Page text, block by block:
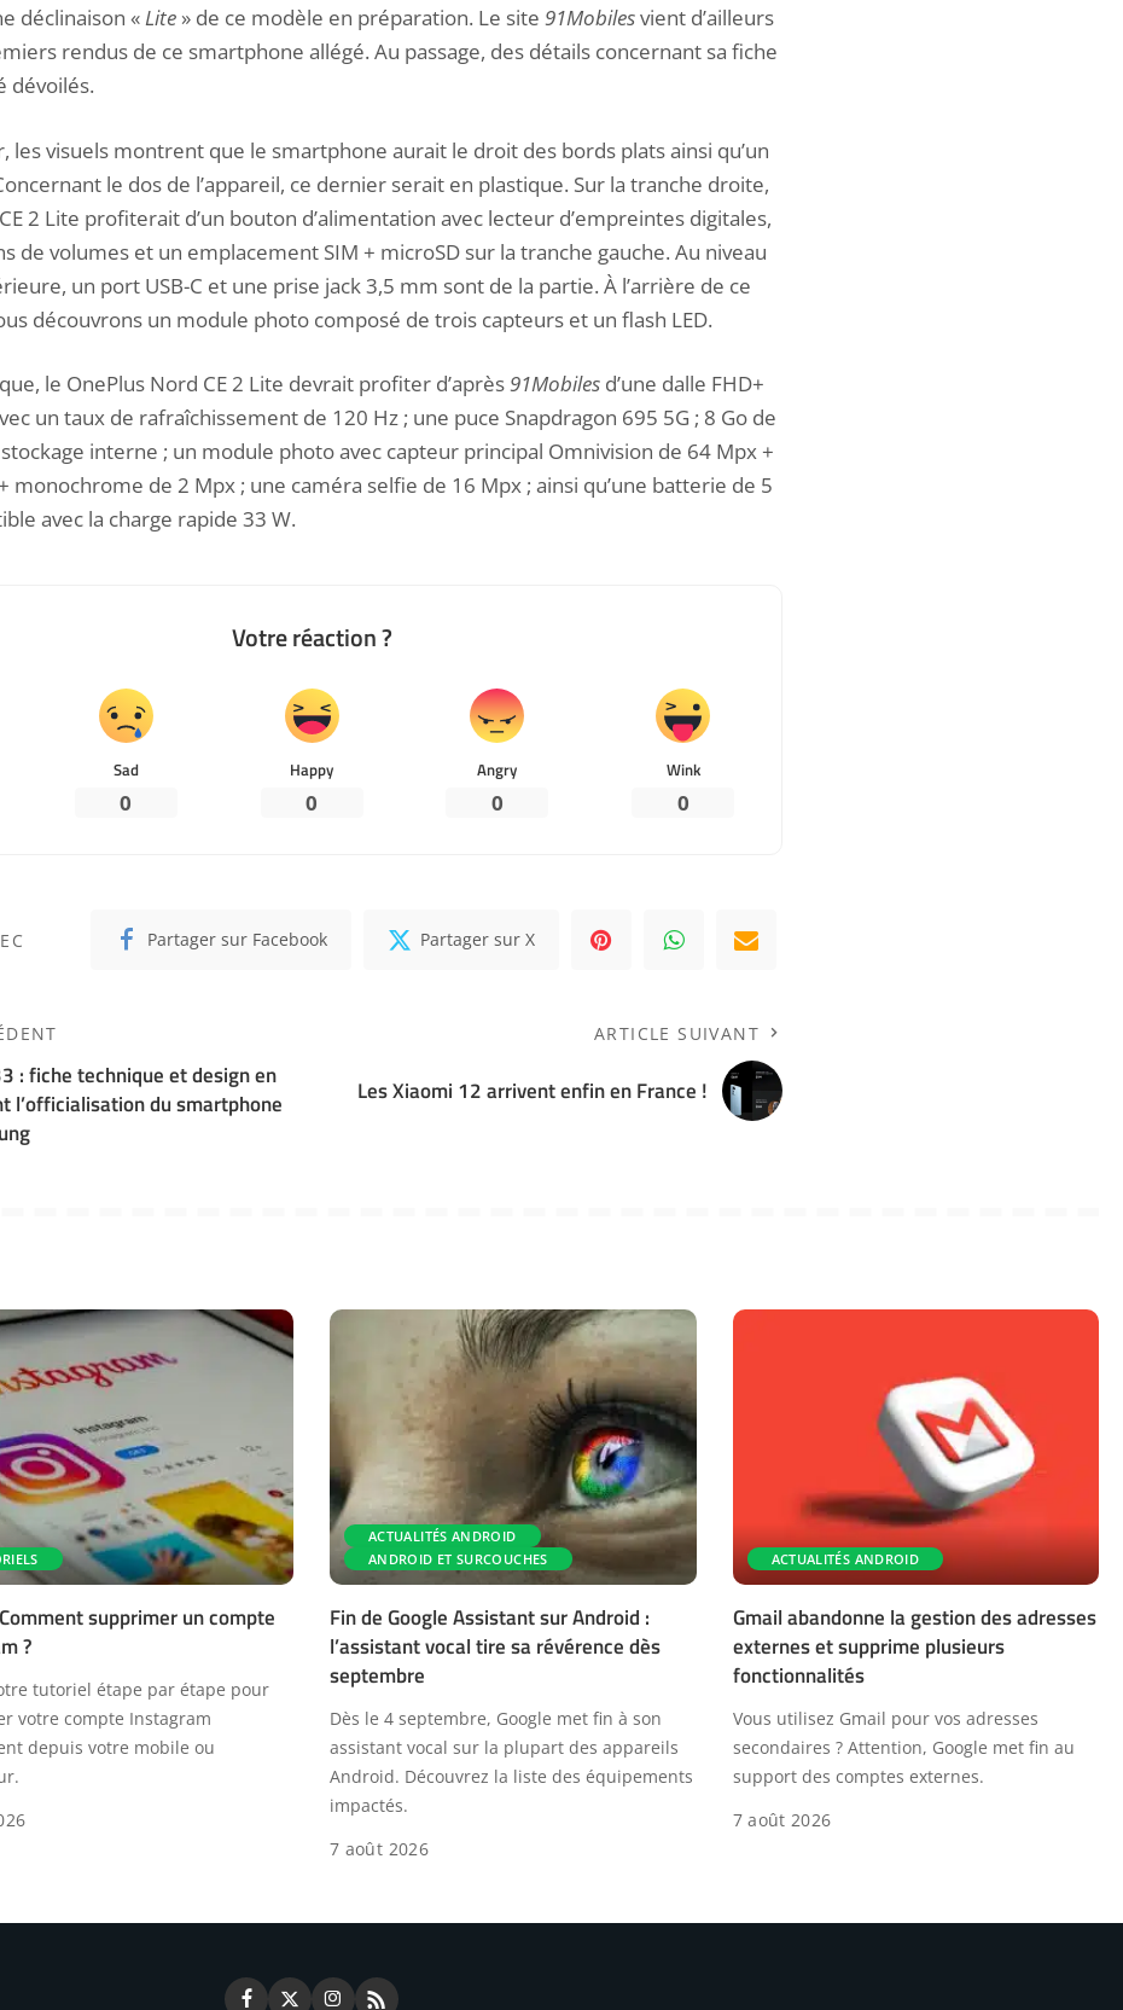
déclinaison «Lite » de ce modèle en préparation. Le site 91Mobilesvient d’ailleurs
rendus de ce smartphone allégé. Au passage, des détails concernant sa fiche
dévoilés.
les visuels montrent que le smartphone aurait le droit des bords plats ainsi qu’un
le dos de l’appareil, ce dernier serait en plastique. Sur la tranche droite,
2 Lite profiterait d’un bouton d’alimentation avec lecteur d’empreintes digitales,
de volumes et un emplacement SIM + microSD sur la tranche gauche. Au niveau
un port USB-C et une prise jack 3,5 mm sont de la partie. À l’arrière de ce
découvrons un module photo composé de trois capteurs et un flash LED.
le OnePlus Nord CE 2 Lite devrait profiter d’après91Mobiles d’une dalle FHD+
un taux de rafraîchissement de 120 Hz ; une puce Snapdragon 695 5G ; 8 Go de
stockage interne ; un module photo avec capteur principal Omnivision de 64 Mpx +
monochrome de 2 Mpx ; une caméra selfie de 16 Mpx ; ainsi qu’une batterie de 5
avec la charge rapide 33 W.
Votre réaction ?
Sad
0
Happy
0
Angry
0
Wink
0
Partager sur Facebook Partager sur X
: fiche technique et design en
l’officialisation du smartphone
ARTICLE SUIVANT
Les Xiaomi 12 arrivent enfin en France !
supprimer un compte
?
tutoriel étape par étape pour
votre compte Instagram
depuis votre mobile ou
ACTUALITÉS ANDROID
ANDROID ET SURCOUCHES
Fin de Google Assistant sur Android :
l’assistant vocal tire sa révérence dès
septembre
Dès le 4 septembre, Google met fin à son
assistant vocal sur la plupart des appareils
Android. Découvrez la liste des équipements
impactés.
7 août 2026
ACTUALITÉS ANDROID
Gmail abandonne la gestion des adresses
externes et supprime plusieurs
fonctionnalités
Vous utilisez Gmail pour vos adresses
secondaires ? Attention, Google met fin au
support des comptes externes.
7 août 2026